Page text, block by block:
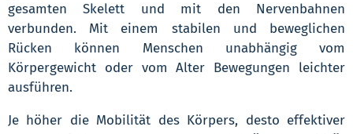
gesamten Skelett und mit den Nervenbahnen
verbunden. Mit einem stabilen und beweglichen
Rücken können Menschen unabhängig vom
Körpergewicht oder vom Alter Bewegungen leichter
ausführen.
Je höher die Mobilität des Körpers, desto effektiver